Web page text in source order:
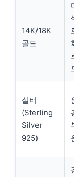
14K/18K
골드
실버
(Sterling
Silver
925)